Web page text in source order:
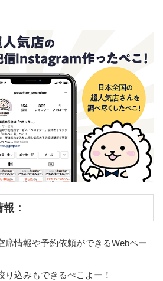
：
席情報や予約依頼ができるWebペー
り込みもできるぺこよー！